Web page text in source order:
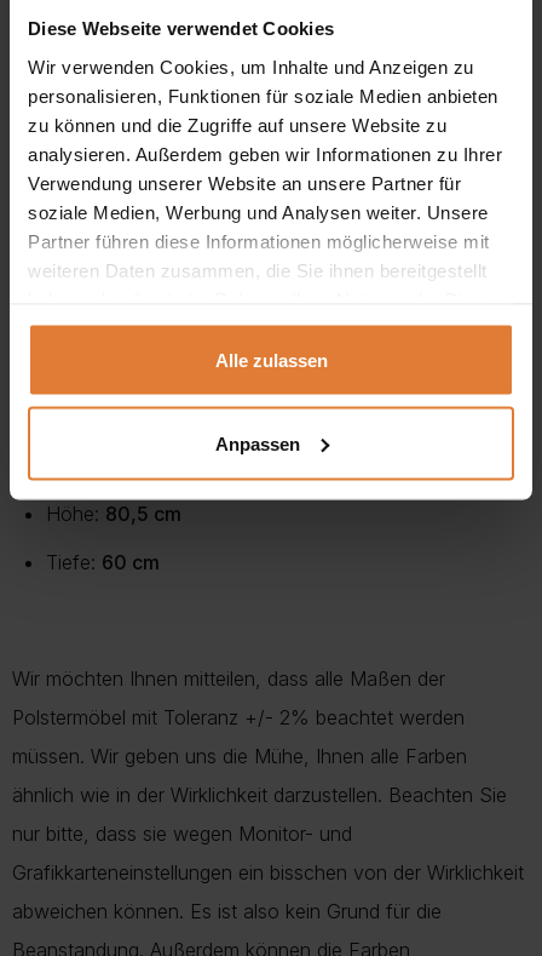
Diese Webseite verwendet Cookies
Wir verwenden Cookies, um Inhalte und Anzeigen zu
personalisieren, Funktionen für soziale Medien anbieten
zu können und die Zugriffe auf unsere Website zu
analysieren. Außerdem geben wir Informationen zu Ihrer
Verwendung unserer Website an unsere Partner für
soziale Medien, Werbung und Analysen weiter. Unsere
Partner führen diese Informationen möglicherweise mit
weiteren Daten zusammen, die Sie ihnen bereitgestellt
gesammelt haben.
Alle zulassen
Anpassen
Vielseitig kombinierbar: Dank der modernen
FarbvariantenWeißoder Eiche Artisanlässt sich der
Tisch harmonisch in verschiedene Raumkonzepte
OMAN Schreibtisch mit 1 Schublade
Lösung für alle, die Wert auf ein modernes, aufgeräumtes
und funktionales Arbeitsumfeld legen. Er bietet
und fügt sich stilvoll in jedes Interieur ein.
Höhe: 80,5 cm
Tiefe: 60 cm
Wir möchten Ihnen mitteilen, dass alle Maßen der
Polstermöbel mit Toleranz +/- 2% beachtet werden
müssen. Wir geben uns die Mühe, Ihnen alle Farben
ähnlich wie in der Wirklichkeit darzustellen. Beachten Sie
nur bitte, dass sie wegen Monitor- und
Grafikkarteneinstellungen ein bisschen von der Wirklichkeit
abweichen können. Es ist also kein Grund für die
Beanstandung. Außerdem können die Farben